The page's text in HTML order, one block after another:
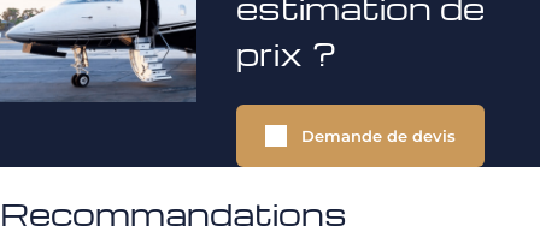
prix ?
Demande de devis
Recommandations